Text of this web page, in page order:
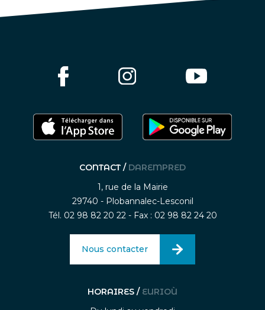
CONTACT / DAREMPRED
1, rue de la Mairie
29740 - Plobannalec-Lesconil
Tél. 02 98 82 20 22 - Fax : 02 98 82 24 20
Nous contacter
HORAIRES / EURIOÙ